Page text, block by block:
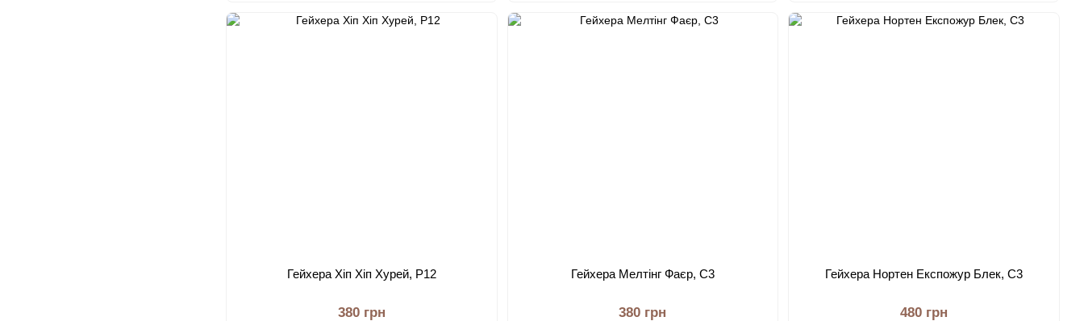
Гейхера Хіп Хіп Хурей, Р12
380 грн
Гейхера Мелтінг Фаєр, С3
380 грн
Гейхера Нортен Експожур Блек, С3
480 грн